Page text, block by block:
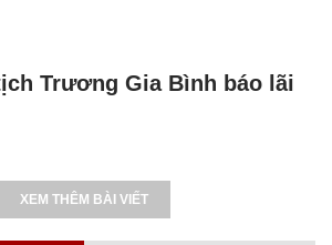
Trương Gia Bình báo lãi
XEM THÊM BÀI VIẾT